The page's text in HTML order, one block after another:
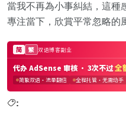
當我不再為小事糾結，這種
專注當下，欣賞平常忽略的
: